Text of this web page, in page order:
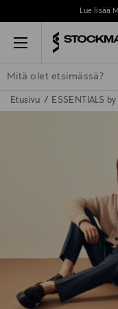
Lue lisää
Menu
ETSI KAIKKI NAISET
Etusivu ESSENTIALS